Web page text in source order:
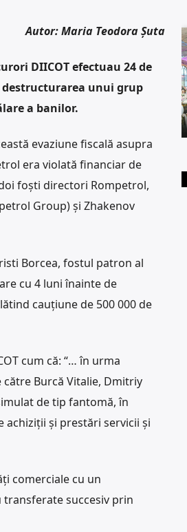
Autor: Maria Teodora Șuta
DIICOT efectuau 24 de
destructurarea unui grup
a banilor.
evaziune fiscală asupra
era violată financiar de
foști directori Rompetrol,
Group) și Zhakenov
Borcea, fostul patron al
cu 4 luni înainte de
cauțiune de 500 000 de
cum că: “… în urma
Burcă Vitalie, Dmitriy
de tip fantomă, în
și prestări servicii și
comerciale cu un
succesiv prin